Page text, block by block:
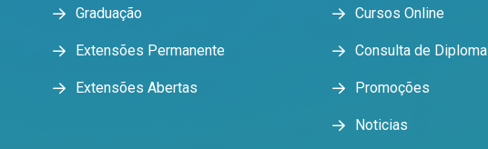
Graduação
Extensões Permanente
Extensões Abertas
Cursos Online
Consulta de Diploma
Promoções
Noticias